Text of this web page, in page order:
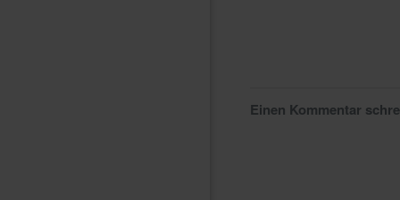
Einen Kommentar